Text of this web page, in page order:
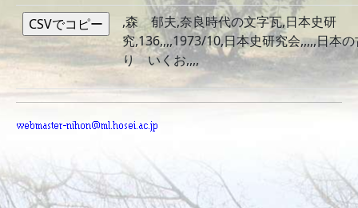
,森 郁夫,奈良時代の文字瓦,日本史研
究,136,,,,1973/10,日本史研究会,,,,,日本
り いくお,,,,